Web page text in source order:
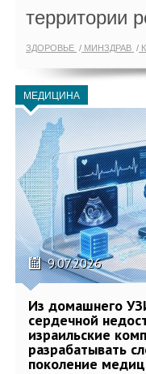
территории
ЗДОРОВЬЕ МИНЗДРАВ
МЕДИЦИНА
9.07.2026
Из домашнего
сердечной
израильские
разрабатывать
поколение